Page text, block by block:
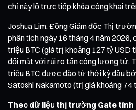
chỉ này lộ trực tiếp khóa công khai
Joshua Lim, Đồng Giám đốc Thị
phân tích ngày 16 tháng 4 năm 2026,
triệu BTC (giá trị khoảng 127 tỷ USD
đối mặt với rủi ro tấn công lượng tử.
triệu BTC được đào từ thời kỳ đầu
Satoshi Nakamoto (trị giá khoảng 74
Theo dữ liệu thị trường Gate tính